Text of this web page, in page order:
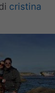
cristina